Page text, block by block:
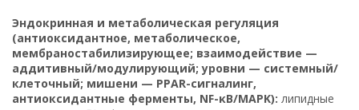
Эндокринная и метаболическая регуляция
(антиоксидантное, метаболическое,
мембраностабилизирующее; взаимодействие —
аддитивный/модулирующий; уровни — системный/
клеточный; мишени — PPAR-сигналинг,
антиоксидантные ферменты, NF-κB/MAPK): липидные